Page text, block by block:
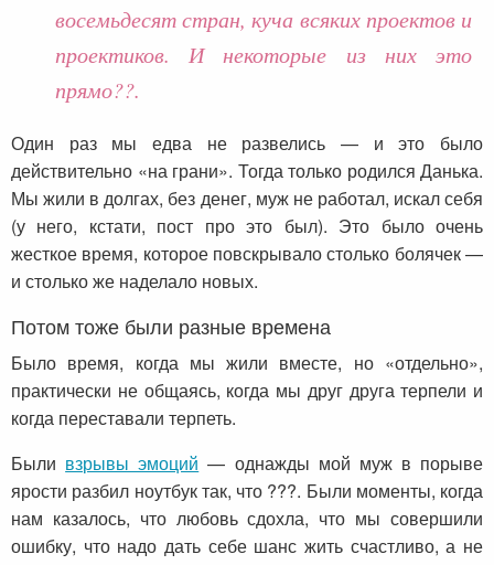
восемьдесят стран, куча всяких проектов и
проектиков. И некоторые из них это
прямо??.
Один раз мы едва не развелись — и это было
действительно «на грани». Тогда только родился Данька.
Мы жили в долгах, без денег, муж не работал, искал себя
(у него, кстати, пост про это был). Это было очень
жесткое время, которое повскрывало столько болячек —
и столько же наделало новых.
Потом тоже были разные времена
Было время, когда мы жили вместе, но «отдельно»,
практически не общаясь, когда мы друг друга терпели и
когда переставали терпеть.
Были взрывы эмоций — однажды мой муж в порыве
ярости разбил ноутбук так, что ???. Были моменты, когда
нам казалось, что любовь сдохла, что мы совершили
ошибку, что надо дать себе шанс жить счастливо, а не